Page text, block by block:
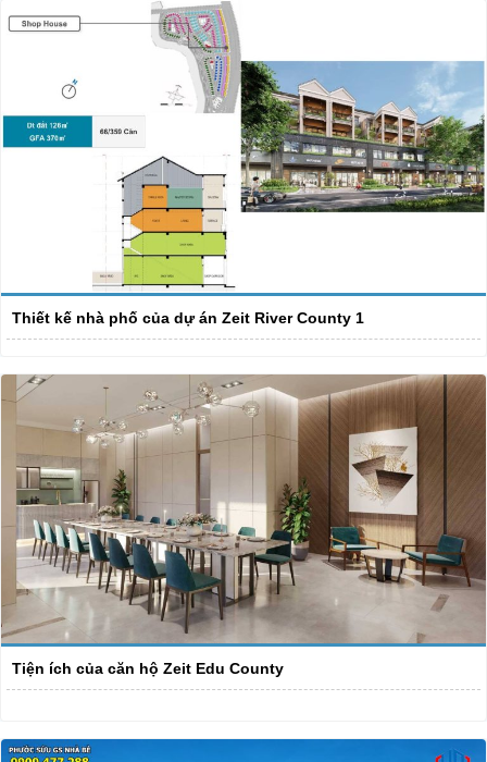
Thiết kế nhà phố của dự án Zeit River County 1
Tiện ích của căn hộ Zeit Edu County